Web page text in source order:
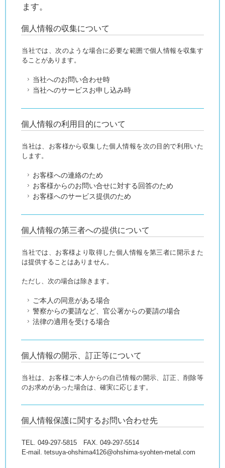
ます。
個人情報の収集について
当社では、次のような場合に必要な範囲で個人情報を収集す
ることがあります。
当社へのお問い合わせ時
当社へのサービスお申し込み時
個人情報の利用目的について
当社は、お客様から収集した個人情報を次の目的で利用いた
します。
お客様への連絡のため
お客様からのお問い合せに対する回答のため
お客様へのサービス提供のため
個人情報の第三者への提供について
当社では、お客様より取得した個人情報を第三者に開示また
は提供することはありません。
ただし、次の場合は除きます。
ご本人の同意がある場合
警察からの要請など、官公署からの要請の場合
法律の適用を受ける場合
個人情報の開示、訂正等について
当社は、お客様ご本人からの自己情報の開示、訂正、削除等
のお求めがあった場合は、確実に応じます。
個人情報保護に関するお問い合わせ先
TEL. 049-297-5815 FAX. 049-297-5514
E-mail. tetsuya-ohshima4126@ohshima-syohten-metal.com